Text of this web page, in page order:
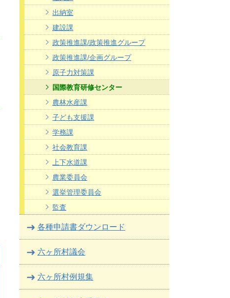
出納室
建設課
政策推進課/政策推進グループ
政策推進課/企画グループ
原子力対策課
国際教育研修センター
農林水産課
子ども支援課
学務課
社会教育課
上下水道課
農業委員会
選挙管理委員会
監査
各種申請書ダウンロード
六ヶ所村議会
六ヶ所村例規集